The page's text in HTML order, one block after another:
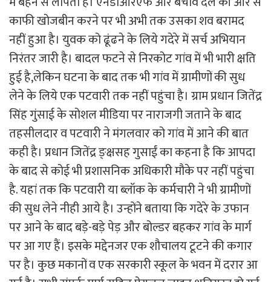
काफी खोजबीन करने पर भी अभी तक उसका शव बरामद
नहीं हुआ है। युवक को ढूंढने के लिये गदेरे में सर्च अभियान
निरंतर जारी है। बादल फटने से निरकोट गांव में भी भारी क्षति
हुई है,लेकिन घटना के बाद तक भी गांव में ग्रामीणों की सुध
लेने के लिये एक पटवारी तक नहीं पहुंचा है। ग्राम प्रधान जितेंद्र
सिंह गुंसाई के सोशल मीडिया पर नाराजगी जताने के बाद
तहसीलदार व पटवारी ने मंगलवार को गांव में आने की बात
कही है। प्रधान जितेंद्र ङ्क्षसह गुसाईं का कहना है कि आपदा
के बाद से कोई भी प्रशासनिक अधिकारी मौके पर नहीं पहुंचा
है. यहां तक कि पटवारी या ब्लॉक के कर्मचारी ने भी ग्रामीणों
की सुध लेने नीही आये है। उन्होंने बताया कि गदेरे के उफान
पर आने के बाद बड़े-बड़े पेड़ और बोल्डर बहकर गांव के मार्ग
पर आ गए हैं। इसके मद्देनजर एक शौचालय टूटने की कगार
पर है। कुछ मकानों व एक सरकारी स्कूल के भवन में दरार आ